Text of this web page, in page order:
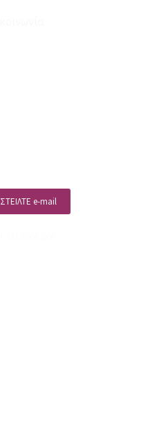
ΣΤΕΙΛΤΕ e-mail